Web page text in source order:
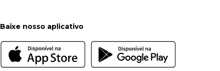
Baixe nosso aplicativo